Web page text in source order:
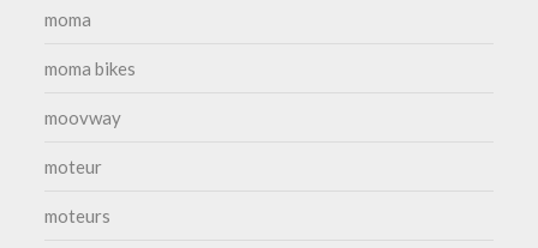
moma
moma bikes
moovway
moteur
moteurs